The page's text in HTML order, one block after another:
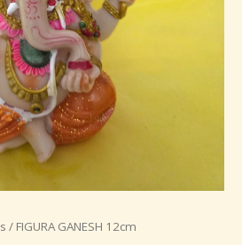
/ FIGURA GANESH 12cm